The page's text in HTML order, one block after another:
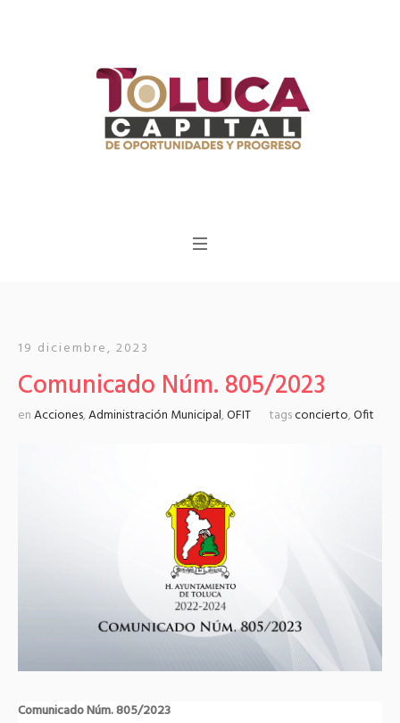
19 diciembre, 2023
Comunicado Núm. 805/2023
enAcciones,Administración Municipal,OFIT tagsconcierto,Ofit
Comunicado Núm. 805/2023